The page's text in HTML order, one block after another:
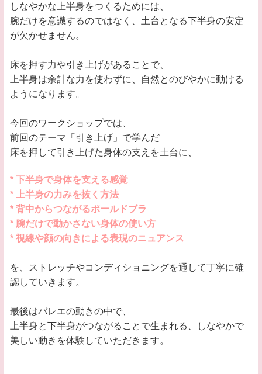
しなやかな上半身をつくるためには、
腕だけを意識するのではなく、土台となる下半身の安定
が欠かせません。
床を押す力や引き上げがあることで、
上半身は余計な力を使わずに、自然とのびやかに動ける
ようになります。
今回のワークショップでは、
前回のテーマ「引き上げ」で学んだ
床を押して引き上げた身体の支えを土台に、
* 下半身で身体を支える感覚
* 上半身の力みを抜く方法
* 背中からつながるポールドブラ
* 腕だけで動かさない身体の使い方
* 視線や顔の向きによる表現のニュアンス
を、ストレッチやコンディショニングを通して丁寧に確
認していきます。
最後はバレエの動きの中で、
上半身と下半身がつながることで生まれる、しなやかで
美しい動きを体験していただきます。